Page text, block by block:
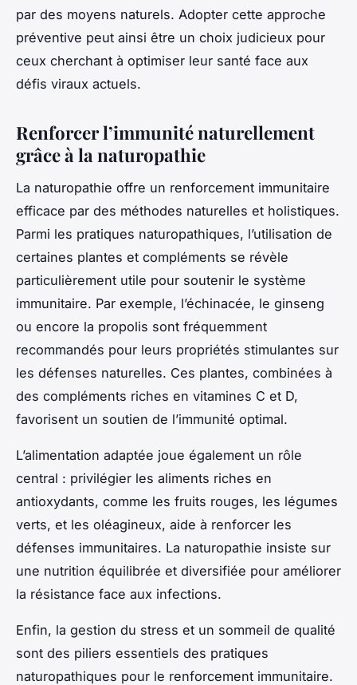
par des moyens naturels. Adopter cette approche
préventive peut ainsi être un choix judicieux pour
ceux cherchant à optimiser leur santé face aux
défis viraux actuels.
Renforcer l’immunité naturellement
grâce à la naturopathie
La naturopathie offre un renforcement immunitaire
efficace par des méthodes naturelles et holistiques.
Parmi les pratiques naturopathiques, l’utilisation de
certaines plantes et compléments se révèle
particulièrement utile pour soutenir le système
immunitaire. Par exemple, l’échinacée, le ginseng
ou encore la propolis sont fréquemment
recommandés pour leurs propriétés stimulantes sur
les défenses naturelles. Ces plantes, combinées à
des compléments riches en vitamines C et D,
favorisent un soutien de l’immunité optimal.
L’alimentation adaptée joue également un rôle
central : privilégier les aliments riches en
antioxydants, comme les fruits rouges, les légumes
verts, et les oléagineux, aide à renforcer les
défenses immunitaires. La naturopathie insiste sur
une nutrition équilibrée et diversifiée pour améliorer
la résistance face aux infections.
Enfin, la gestion du stress et un sommeil de qualité
sont des piliers essentiels des pratiques
naturopathiques pour le renforcement immunitaire.